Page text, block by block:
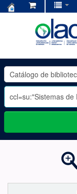
OLADE
-